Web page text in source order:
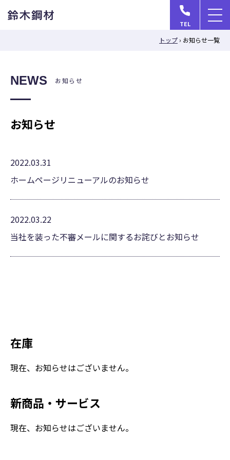
TEL
メ
ニ
ュ
トップ› お知らせ一覧
NEWS お知らせ
お知らせ
2022.03.31
ホームページリニューアルのお知らせ
2022.03.22
当社を装った不審メールに関するお詫びとお知らせ
在庫
現在、お知らせはございません。
新商品・サービス
現在、お知らせはございません。